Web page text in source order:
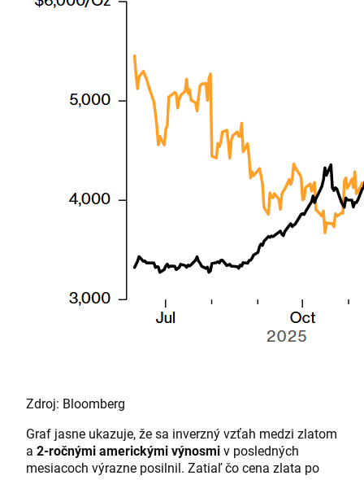
Zdroj: Bloomberg
Graf jasne ukazuje, že sa inverzný vzťah medzi zlatom
a 2-ročnými americkými výnosmiv posledných
mesiacoch výrazne posilnil. Zatiaľ čo cena zlata po